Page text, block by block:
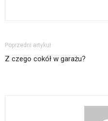
Poprzedni artykuł
Z czego cokół w garażu?